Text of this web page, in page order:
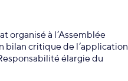
organisé à l’Assemblée
bilan critique de l’application
élargie du